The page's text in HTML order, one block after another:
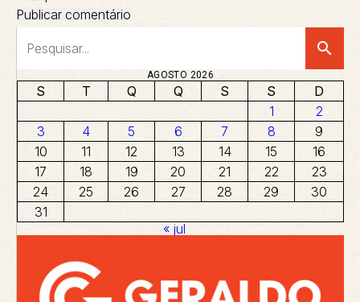
search
AGOSTO 2026
S T Q Q S S
D
1
2
3
4 5 6 7 8
9
10
11 12 13 14 15
16
17
18 19 20 21 22
23
24
25 26 27 28 29
30
31
« jul